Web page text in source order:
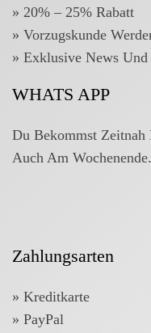
» 20% – 25% Rabatt
» Vorzugskunde
» Exklusive News
WHATS APP
Du Bekommst Zeitnah
Auch Am Wochenende.
Zahlungsarten
» Kreditkarte
» PayPal